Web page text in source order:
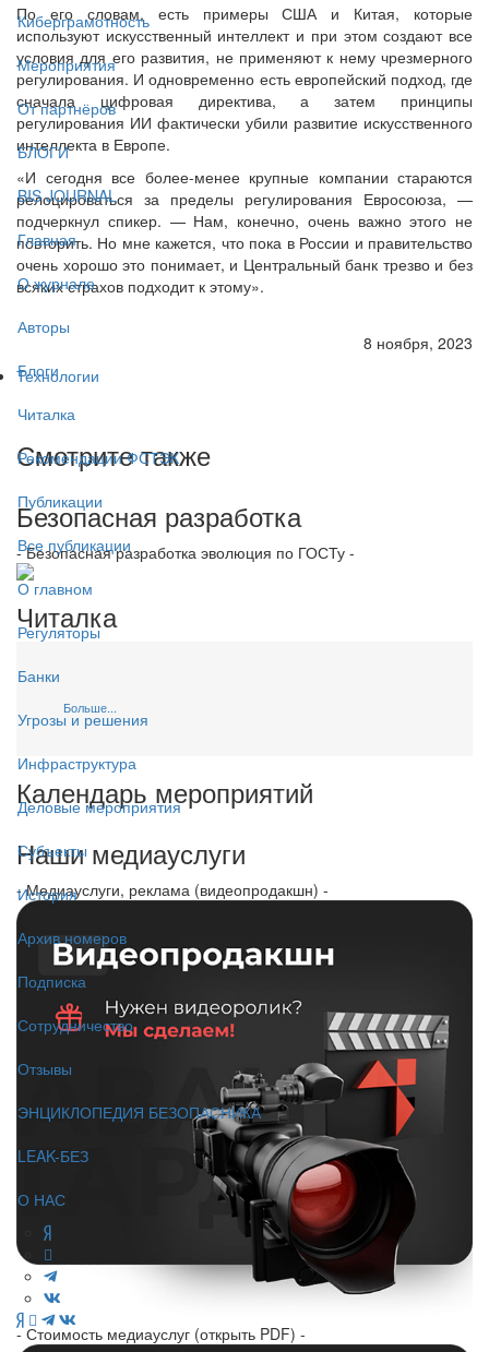
Киберграмотность
Мероприятия
От партнёров
БЛОГИ
BIS JOURNAL
Главная
О журнале
Авторы
Блоги
Читалка
Рекомендации ФСТЭК
Публикации
Все публикации
О главном
Регуляторы
Банки
Угрозы и решения
Инфраструктура
Деловые мероприятия
Субъекты
История
Архив номеров
Подписка
Сотрудничество
Отзывы
ЭНЦИКЛОПЕДИЯ БЕЗОПАСНИКА
LEAK-БЕЗ
О НАС
По его словам, есть примеры США и Китая, которые
используют искусственный интеллект и при этом создают все
условия для его развития, не применяют к нему чрезмерного
регулирования. И одновременно есть европейский подход, где
сначала цифровая директива, а затем принципы
регулирования ИИ фактически убили развитие искусственного
интеллекта в Европе.
«И сегодня все более-менее крупные компании стараются
релоцироваться за пределы регулирования Евросоюза, —
подчеркнул спикер. — Нам, конечно, очень важно этого не
повторить. Но мне кажется, что пока в России и правительство
очень хорошо это понимает, и Центральный банк трезво и без
всяких страхов подходит к этому».
8 ноября, 2023
Технологии
Смотрите также
Безопасная разработка
- Безопасная разработка эволюция по ГОСТу -
Читалка
Больше...
Календарь мероприятий
Наши медиауслуги
- Медиауслуги, реклама (видеопродакшн) -
- Стоимость медиауслуг (открыть PDF) -